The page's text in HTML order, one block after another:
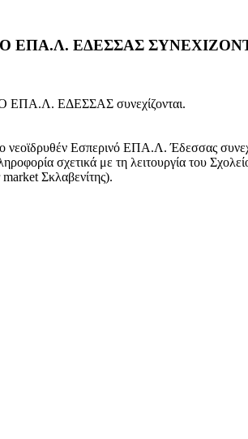
ΕΠΑ.Λ. ΕΔΕΣΣΑΣ
ΕΠΑ.Λ. ΕΔΕΣΣΑΣ συνεχίζονται.
Εσπερινό ΕΠΑ.Λ. Έδεσσας
σχετικά με τη λειτουργία του
Σκλαβενίτης).